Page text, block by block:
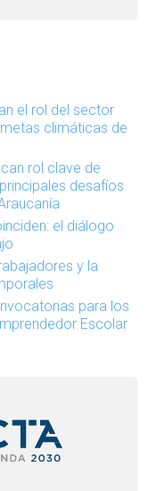
el rol del sector
climáticas de
rol clave de
desafíos
el diálogo
y la
para los
Escolar